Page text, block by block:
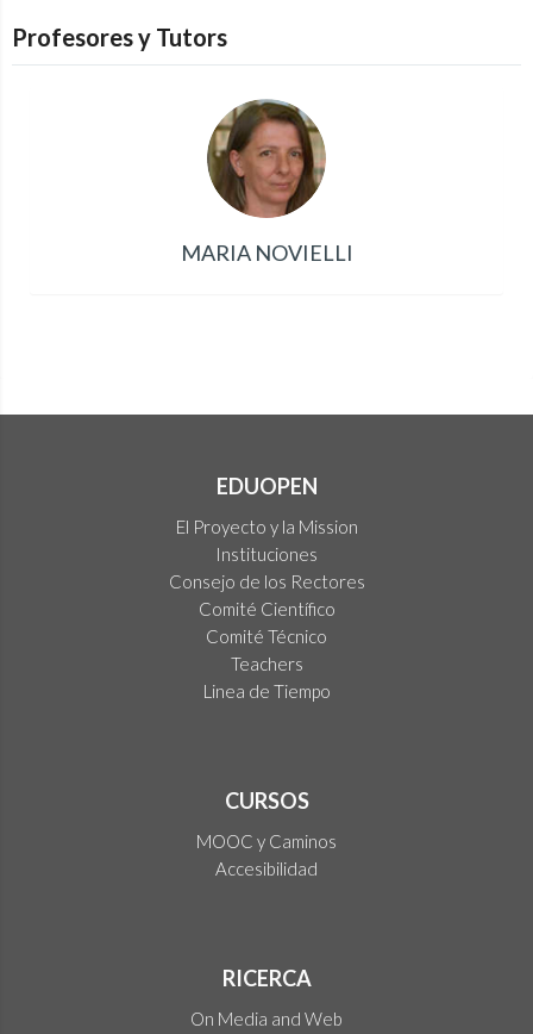
Profesores y Tutors
MARIA NOVIELLI
EDUOPEN
El Proyecto y la Mission
Instituciones
Consejo de los Rectores
Comité Científico
Comité Técnico
Teachers
Linea de Tiempo
CURSOS
MOOC y Caminos
Accesibilidad
RICERCA
On Media and Web